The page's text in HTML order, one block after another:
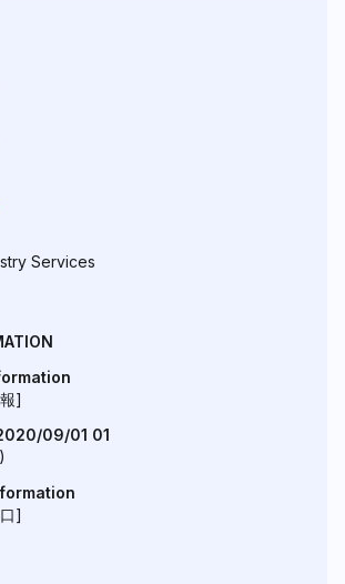
Services
]
09/01 01
]